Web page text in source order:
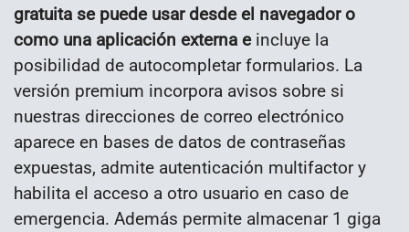
gratuita se puede usar desde el navegador o
como una aplicación externa eincluye la
posibilidad de autocompletar formularios. La
versión premium incorpora avisos sobre si
nuestras direcciones de correo electrónico
aparece en bases de datos de contraseñas
expuestas, admite autenticación multifactor y
habilita el acceso a otro usuario en caso de
emergencia. Además permite almacenar 1 giga